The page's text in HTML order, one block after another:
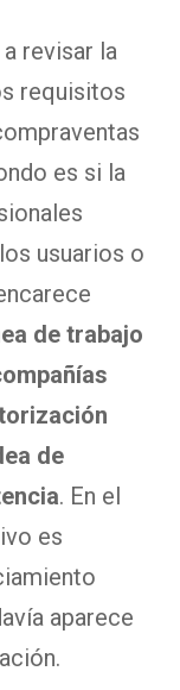
revisar la
requisitos
es si la
usuarios o
de trabajo
de
. En el
es
aparece